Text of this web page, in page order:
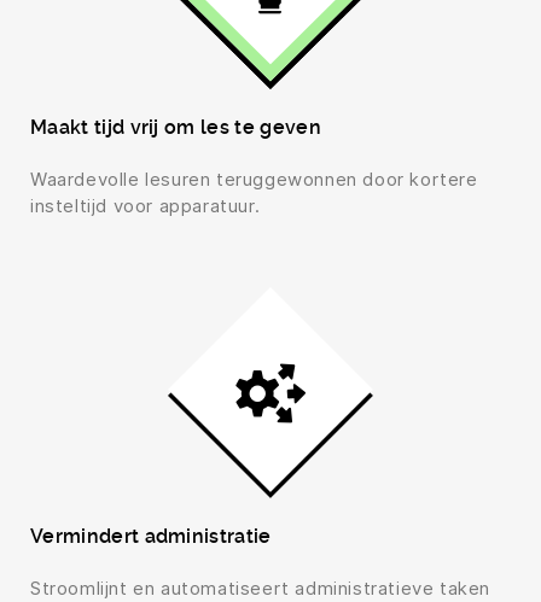
Maakt tijd vrij om les te geven
Waardevolle lesuren teruggewonnen door kortere
insteltijd voor apparatuur.
Vermindert administratie
Stroomlijnt en automatiseert administratieve taken